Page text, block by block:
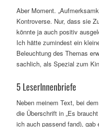
Aber Moment.
Kontroverse. Nur, dass sie
könnte ja auch positiv
Ich hätte zumindest ein
Beleuchtung des Themas
sachlich, als Spezial zum
5 LeserInnenbriefe
Neben meinem Text, bei
die Überschrift in „Es
ich auch passend fand), gab